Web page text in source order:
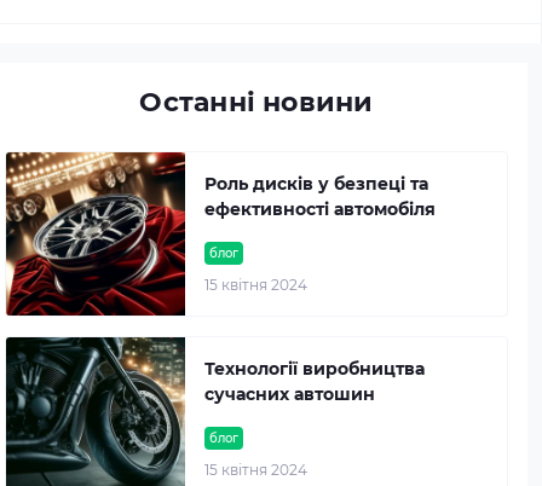
Останні новини
блог
15 квітня 2024
Роль дисків у безпеці та
ефективності автомобіля
блог
15 квітня 2024
Технології виробництва
сучасних автошин